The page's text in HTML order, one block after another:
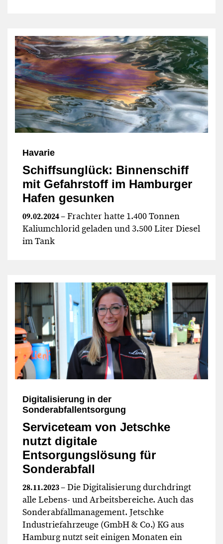
Havarie
Schiffsunglück: Binnenschiff
mit Gefahrstoff im Hamburger
Hafen gesunken
09.02.2024– Frachter hatte 1.400 Tonnen
Kaliumchlorid geladen und 3.500 Liter Diesel
im Tank
Digitalisierung in der
Sonderabfallentsorgung
Serviceteam von Jetschke
nutzt digitale
Entsorgungslösung für
Sonderabfall
28.11.2023– Die Digitalisierung durchdringt
alle Lebens- und Arbeitsbereiche. Auch das
Sonderabfallmanagement. Jetschke
Industriefahrzeuge (GmbH & Co.) KG aus
Hamburg nutzt seit einigen Monaten ein